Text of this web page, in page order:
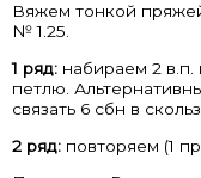
Вяжем тонкой
№ 1.25.
1 ряд: набираем 2
петлю.
связать 6 сбн в
2 ряд: повторяем (1